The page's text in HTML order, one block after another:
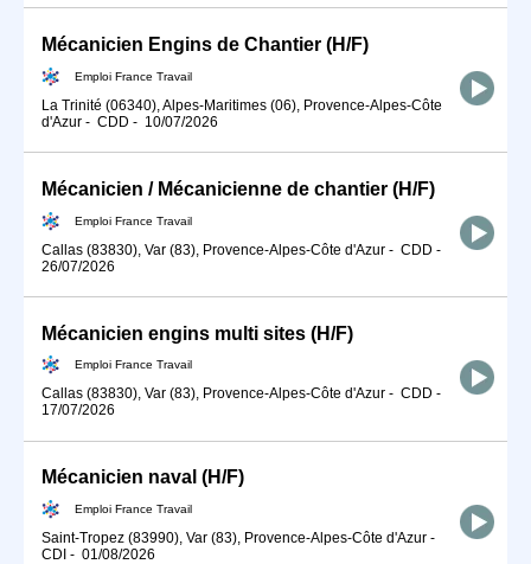
Mécanicien Engins de Chantier (H/F)
Emploi France Travail
La Trinité (06340), Alpes-Maritimes (06), Provence-Alpes-Côte
d'Azur - CDD - 10/07/2026
Mécanicien / Mécanicienne de chantier (H/F)
Emploi France Travail
Callas (83830), Var (83), Provence-Alpes-Côte d'Azur - CDD -
26/07/2026
Mécanicien engins multi sites (H/F)
Emploi France Travail
Callas (83830), Var (83), Provence-Alpes-Côte d'Azur - CDD -
17/07/2026
Mécanicien naval (H/F)
Emploi France Travail
Saint-Tropez (83990), Var (83), Provence-Alpes-Côte d'Azur -
CDI - 01/08/2026